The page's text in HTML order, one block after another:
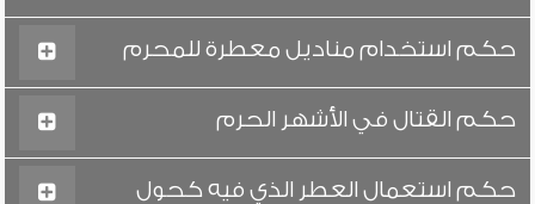
حكم استخدام مناديل معطرة للمحرم
حكم القتال في الأشهر الحرم
حكم استعمال العطر الذي فيه كحول